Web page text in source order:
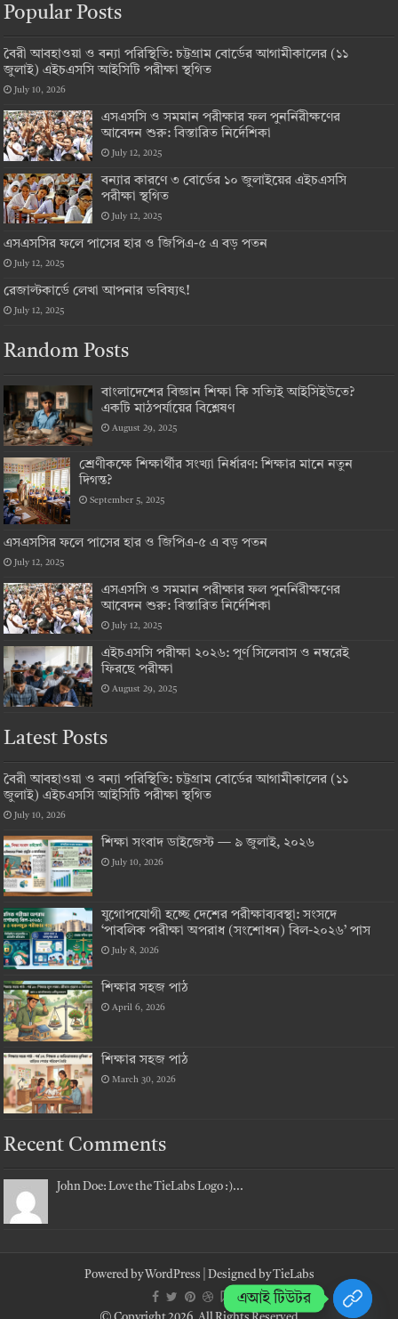
Popular Posts
বৈরী আবহাওয়া ও বন্যা পরিস্থিতি: চট্টগ্রাম বোর্ডের আগামীকালের (১১
জুলাই) এইচএসসি আইসিটি পরীক্ষা স্থগিত
July 10, 2026
এসএসসি ও সমমান পরীক্ষার ফল পুনর্নিরীক্ষণের
আবেদন শুরু: বিস্তারিত নির্দেশিকা
July 12, 2025
বন্যার কারণে ৩ বোর্ডের ১০ জুলাইয়ের এইচএসসি
পরীক্ষা স্থগিত
July 12, 2025
এসএসসির ফলে পাসের হার ও জিপিএ-৫ এ বড় পতন
July 12, 2025
রেজাল্টকার্ডে লেখা আপনার ভবিষ্যৎ!
July 12, 2025
Random Posts
বাংলাদেশের বিজ্ঞান শিক্ষা কি সত্যিই আইসিইউতে?
একটি মাঠপর্যায়ের বিশ্লেষণ
August 29, 2025
শ্রেণীকক্ষে শিক্ষার্থীর সংখ্যা নির্ধারণ: শিক্ষার মানে নতুন
দিগন্ত?
September 5, 2025
এসএসসির ফলে পাসের হার ও জিপিএ-৫ এ বড় পতন
July 12, 2025
এসএসসি ও সমমান পরীক্ষার ফল পুনর্নিরীক্ষণের
আবেদন শুরু: বিস্তারিত নির্দেশিকা
July 12, 2025
এইচএসসি পরীক্ষা ২০২৬: পূর্ণ সিলেবাস ও নম্বরেই
ফিরছে পরীক্ষা
August 29, 2025
Latest Posts
বৈরী আবহাওয়া ও বন্যা পরিস্থিতি: চট্টগ্রাম বোর্ডের আগামীকালের (১১
জুলাই) এইচএসসি আইসিটি পরীক্ষা স্থগিত
July 10, 2026
শিক্ষা সংবাদ ডাইজেস্ট — ৯ জুলাই, ২০২৬
July 10, 2026
যুগোপযোগী হচ্ছে দেশের পরীক্ষাব্যবস্থা: সংসদে
‘পাবলিক পরীক্ষা অপরাধ (সংশোধন) বিল-২০২৬’ পাস
July 8, 2026
শিক্ষার সহজ পাঠ
April 6, 2026
শিক্ষার সহজ পাঠ
March 30, 2026
Recent Comments
John Doe: Love the TieLabs Logo :)...
Powered byWordPress | Designed byTieLabs
এআই টিউটর